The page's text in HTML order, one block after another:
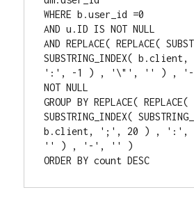
WHERE b.user_id =0
AND u.ID IS NOT NULL
AND REPLACE( REPLACE(
SUBSTRING_INDEX(
':', -1 ) , '\"', '' ) ,
NOT NULL
GROUP BY REPLACE( REPLACE(
SUBSTRING_INDEX(
b.client, ';', 20 ) ,
'' ) , '-', '' )
ORDER BY count DESC